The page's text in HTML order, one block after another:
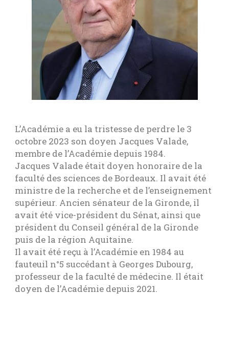
PUBLICATIONS DES MEMBRES
L’Académie a eu la tristesse de perdre le 3
octobre 2023 son doyen Jacques Valade,
membre de l’Académie depuis 1984.
Jacques Valade était doyen honoraire de la
faculté des sciences de Bordeaux. Il avait été
ministre de la recherche et de l’enseignement
supérieur. Ancien sénateur de la Gironde, il
avait été vice-président du Sénat, ainsi que
président du Conseil général de la Gironde
puis de la région Aquitaine.
Il avait été reçu à l’Académie en 1984 au
fauteuil n°5 succédant à Georges Dubourg,
professeur de la faculté de médecine. Il était
doyen de l’Académie depuis 2021.